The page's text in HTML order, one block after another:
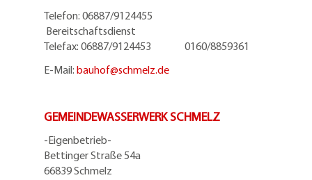
Telefon: 06887/9124455
Bereitschaftsdienst
Telefax: 06887/9124453 0160/8859361
E-Mail: bauhof@schmelz.de
GEMEINDEWASSERWERK SCHMELZ
-Eigenbetrieb-
Bettinger Straße 54a
66839 Schmelz